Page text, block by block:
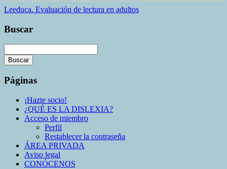
Leeduca. Evaluación de lectura en adultos
Buscar
Buscar
La
búsqueda
progreso
Páginas
¡Hazte socio!
¿QUÉ ES LA DISLEXIA?
Acceso de miembro
Perfil
Restablecer la contraseña
ÁREA PRIVADA
Aviso legal
CONÓCENOS